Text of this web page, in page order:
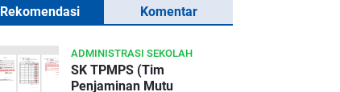
Rekomendasi Komentar
ADMINISTRASI SEKOLAH
SK TPMPS (Tim
Penjaminan Mutu